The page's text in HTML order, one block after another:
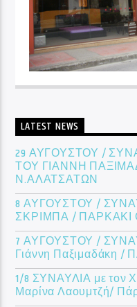
LATEST NEWS
29 ΑΥΓΟΥΣΤΟΥ /
ΤΟΥ ΓΙΑΝΝΗ
Ν.ΑΛΑΤΣΑΤΩΝ
8 ΑΥΓΟΥΣΤΟΥ /
ΣΚΡΙΜΠΑ /
7 ΑΥΓΟΥΣΤΟΥ /
Γιάννη Παξιμαδάκη
1/8 ΣΥΝΑΥΛΙΑ με τον
Μαρίνα Λαουμτζή/